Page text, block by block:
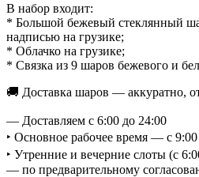
В набор входит:
* Большой бежевый стеклянный
надписью на грузике;
* Облачко на грузике;
* Связка из 9 шаров бежевого и
🚚 Доставка шаров — аккуратно,
— Доставляем с 6:00 до 24:00
‣ Основное рабочее время — с
‣ Утренние и вечерние слоты (с
— по предварительному